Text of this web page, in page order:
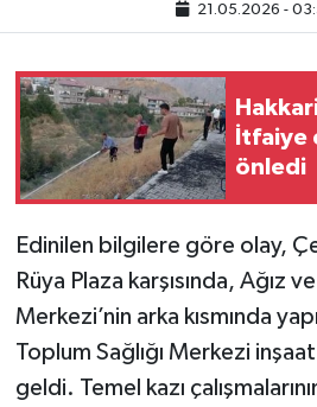
21.05.2026 -
İtfaiye
önledi
Edinilen bilgilere göre olay,
Rüya Plaza karşısında, Ağız
Merkezi’nin arka kısmında
Toplum Sağlığı Merkezi
geldi. Temel kazı
KÜLTÜR SANAT
MAGAZİN
MAKALE
REKLAM